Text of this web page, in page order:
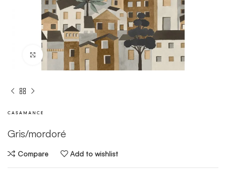
Click to enlarge
Gris/mordoré
Compare Add to wishlist